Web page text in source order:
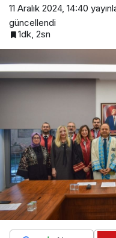
11 Aralık 2024, 14:40
güncellendi
1dk, 2sn